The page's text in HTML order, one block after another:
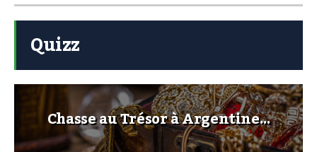
Quizz
Chasse au Trésor à Argentine…